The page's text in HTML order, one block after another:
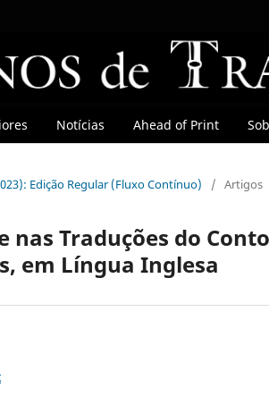
Notícias Ahead of Print
Edição Regular (Fluxo Contínuo) / Artigos
Traduções do
em Língua Inglesa